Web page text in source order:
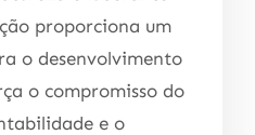
proporciona um
o desenvolvimento
o compromisso do
e o